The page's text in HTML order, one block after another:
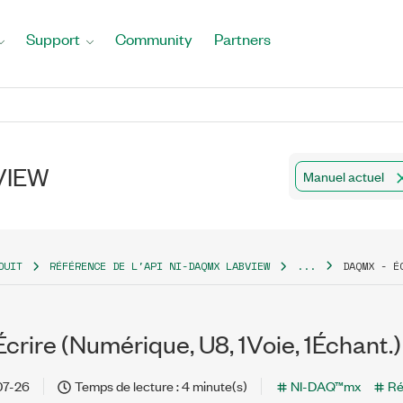
Support Community Partners
Manuel actuel
RÉFÉRENCE DE L'API NI-DAQMX LABVIEW ... DAQMX -
(Numérique, U8, 1Voie, 1Échant.)
26 Temps de lecture : 4 minute(s) NI-DAQ™mx